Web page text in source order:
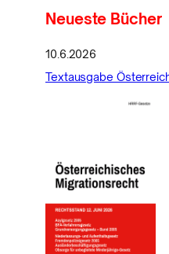
Neueste Bücher
10.6.2026
Textausgabe